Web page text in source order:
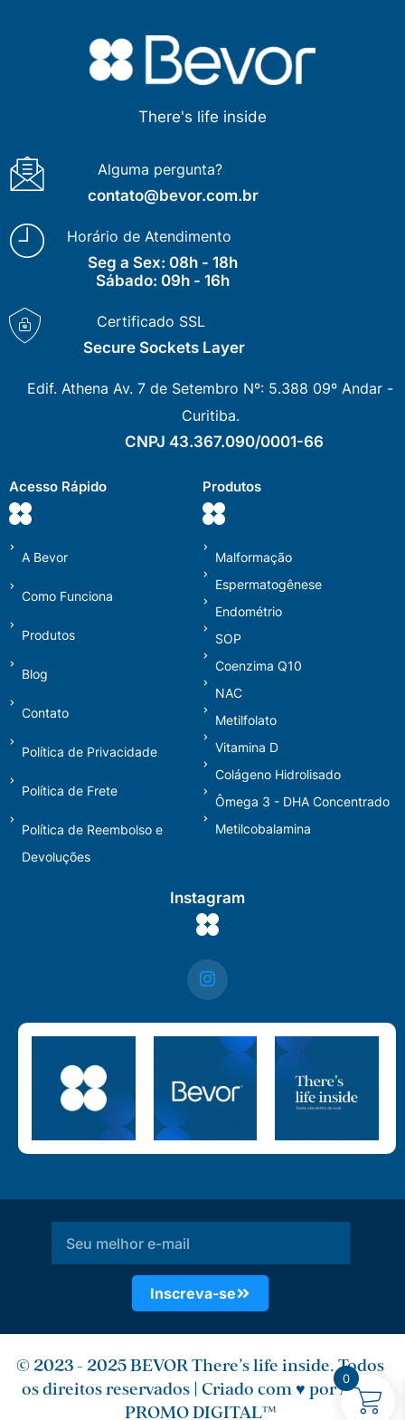
There's life inside
Alguma pergunta?
contato@bevor.com.br
Horário de Atendimento
Seg a Sex: 08h - 18h
Sábado: 09h - 16h
Certificado SSL
Secure Sockets Layer
Edif. Athena Av. 7 de Setembro Nº: 5.388 09º Andar -
Curitiba.
CNPJ 43.367.090/0001-66
Acesso Rápido
A Bevor
Como Funciona
Produtos
Blog
Contato
Política de Privacidade
Política de Frete
Política de Reembolso e
Devoluções
Produtos
Malformação
Espermatogênese
Endométrio
SOP
Coenzima Q10
NAC
Metilfolato
Vitamina D
Colágeno Hidrolisado
Ômega 3 - DHA Concentrado
Metilcobalamina
Instagram
mail
Inscreva-se
© 2023 - 2025 BEVOR There's life inside. Todos
os direitos reservados | Criado com ♥ porMKT
PROMO DIGITAL™
0